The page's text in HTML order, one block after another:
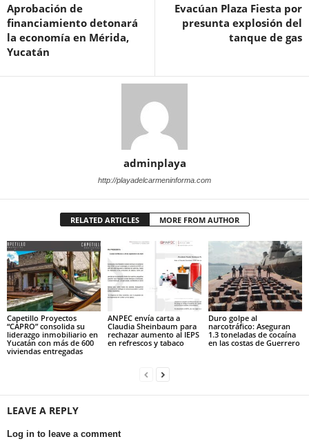
Aprobación de
financiamiento detonará
la economía en Mérida,
Yucatán
Evacúan Plaza Fiesta por
presunta explosión del
tanque de gas
adminplaya
http://playadelcarmeninforma.com
RELATED ARTICLES MORE FROM AUTHOR
Capetillo Proyectos
“CAPRO” consolida su
liderazgo inmobiliario en
Yucatán con más de 600
viviendas entregadas
ANPEC envía carta a
Claudia Sheinbaum para
rechazar aumento al IEPS
en refrescos y tabaco
Duro golpe al
narcotráfico: Aseguran
1.3 toneladas de cocaína
en las costas de Guerrero
LEAVE A REPLY
Log in to leave a comment